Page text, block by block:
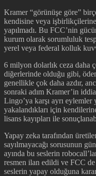
Kramer “görünüşe göre”
kendisine veya
yapılmadı. Bu FCC’nin
kurum olarak sorumluluk
yerel veya federal kolluk
6 milyon dolarlık ceza daha
diğerlerinde olduğu gibi,
genellikle çok daha azdır,
sonraki adım Kramer’in
Lingo’ya karşı ayrı
yakalandıkları için
lisans kayıpları ile
Yapay zeka tarafından
sayılmayacağı sorusunun
ayında bu seslerin
resmen ilan edildi ve FCC
seslerin yapay olduğuna